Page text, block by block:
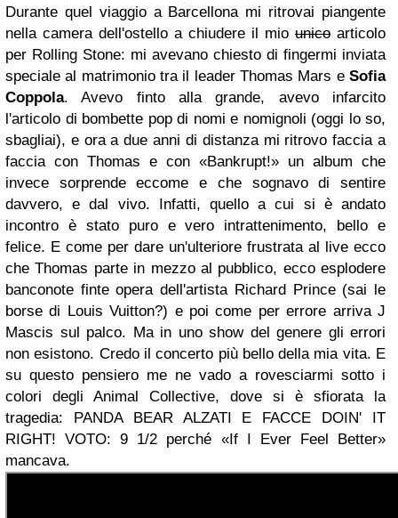
Durante quel viaggio a Barcellona mi ritrovai piangente
nella camera dell'ostello a chiudere il mio unico articolo
per Rolling Stone: mi avevano chiesto di fingermi inviata
speciale al matrimonio tra il leader Thomas Mars e Sofia
Coppola. Avevo finto alla grande, avevo infarcito
l'articolo di bombette pop di nomi e nomignoli (oggi lo so,
sbagliai), e ora a due anni di distanza mi ritrovo faccia a
faccia con Thomas e con «Bankrupt!» un album che
invece sorprende eccome e che sognavo di sentire
davvero, e dal vivo. Infatti, quello a cui si è andato
incontro è stato puro e vero intrattenimento, bello e
felice. E come per dare un'ulteriore frustrata al live ecco
che Thomas parte in mezzo al pubblico, ecco esplodere
banconote finte opera dell'artista Richard Prince (sai le
borse di Louis Vuitton?) e poi come per errore arriva J
Mascis sul palco. Ma in uno show del genere gli errori
non esistono. Credo il concerto più bello della mia vita. E
su questo pensiero me ne vado a rovesciarmi sotto i
colori degli Animal Collective, dove si è sfiorata la
tragedia: PANDA BEAR ALZATI E FACCE DOIN' IT
RIGHT! VOTO: 9 1/2 perché «If I Ever Feel Better»
mancava.